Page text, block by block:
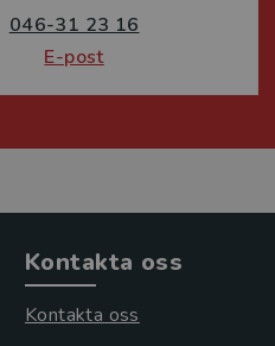
046-31 23 16
E-post
Kontakta oss
Kontakta oss